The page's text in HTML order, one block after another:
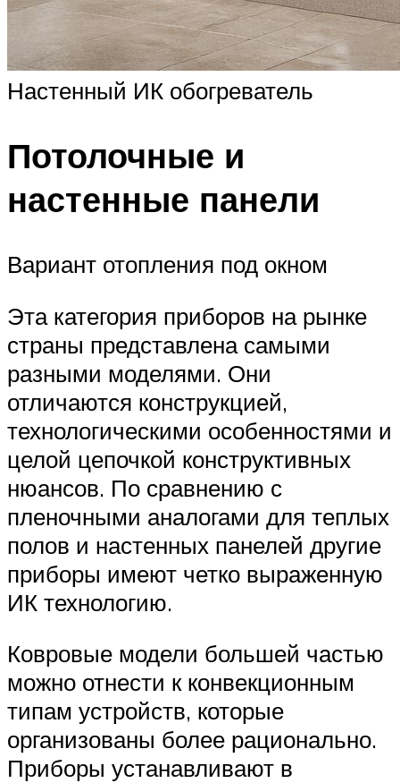
Настенный ИК обогреватель
Потолочные и
настенные панели
Вариант отопления под окном
Эта категория приборов на рынке
страны представлена самыми
разными моделями. Они
отличаются конструкцией,
технологическими особенностями и
целой цепочкой конструктивных
нюансов. По сравнению с
пленочными аналогами для теплых
полов и настенных панелей другие
приборы имеют четко выраженную
ИК технологию.
Ковровые модели большей частью
можно отнести к конвекционным
типам устройств, которые
организованы более рационально.
Приборы устанавливают в